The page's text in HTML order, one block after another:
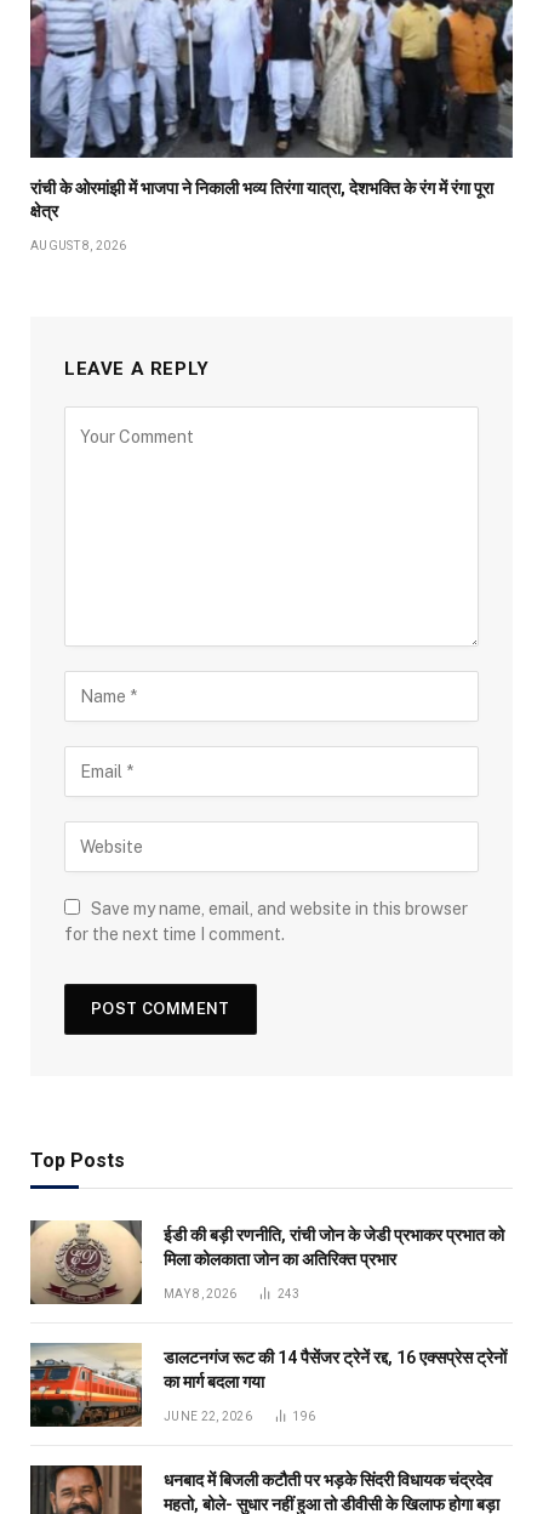
रांची के ओरमांझी में भाजपा ने निकाली भव्य तिरंगा यात्रा, देशभक्ति के रंग में रंगा पूरा
क्षेत्र
AUGUST 8, 2026
LEAVE A REPLY
Save my name, email, and website in this browser
for the next time I comment.
Top Posts
ईडी की बड़ी रणनीति, रांची जोन के जेडी प्रभाकर प्रभात को
मिला कोलकाता जोन का अतिरिक्त प्रभार
MAY 8, 2026 243
डालटनगंज रूट की 14 पैसेंजर ट्रेनें रद्द, 16 एक्सप्रेस ट्रेनों
का मार्ग बदला गया
JUNE 22, 2026 196
धनबाद में बिजली कटौती पर भड़के सिंदरी विधायक चंद्रदेव
महतो, बोले- सुधार नहीं हुआ तो डीवीसी के खिलाफ होगा बड़ा